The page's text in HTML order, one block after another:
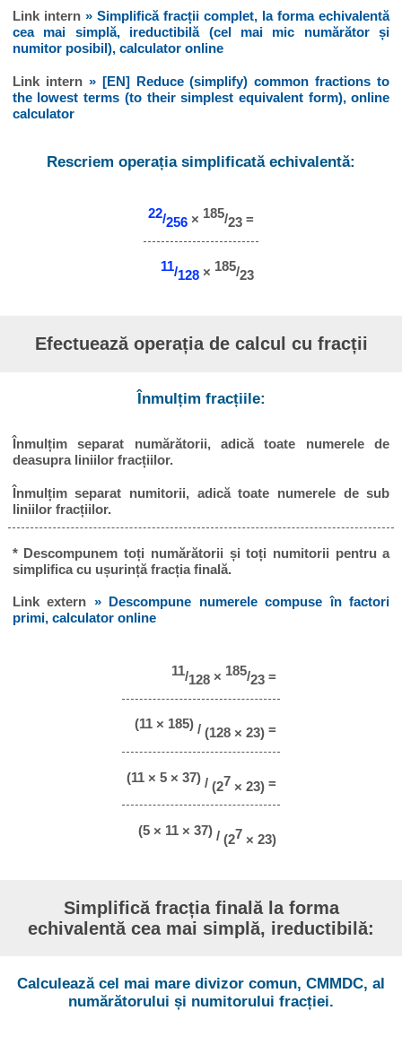
Link intern » Simplifică fracții complet, la forma echivalentă
cea mai simplă, ireductibilă (cel mai mic numărător și
numitor posibil), calculator online
Link intern » [EN] Reduce (simplify) common fractions to
the lowest terms (to their simplest equivalent form), online
calculator
Rescriem operația simplificată echivalentă:
22/256 × 185/23 =
11/128 × 185/23
Efectuează operația de calcul cu fracții
Înmulțim fracțiile:
Înmulțim separat numărătorii, adică toate numerele de
deasupra liniilor fracțiilor.
Înmulțim separat numitorii, adică toate numerele de sub
liniilor fracțiilor.
* Descompunem toți numărătorii și toți numitorii pentru a
simplifica cu ușurință fracția finală.
Link extern » Descompune numerele compuse în factori
primi, calculator online
11/128× 185/23=
(11 × 185)/ (128 × 23)=
(11 × 5 × 37)/ (27 × 23)=
(5 × 11 × 37)/ (27 × 23)
Simplifică fracția finală la forma
echivalentă cea mai simplă, ireductibilă:
Calculează cel mai mare divizor comun, CMMDC, al
numărătorului și numitorului fracției.